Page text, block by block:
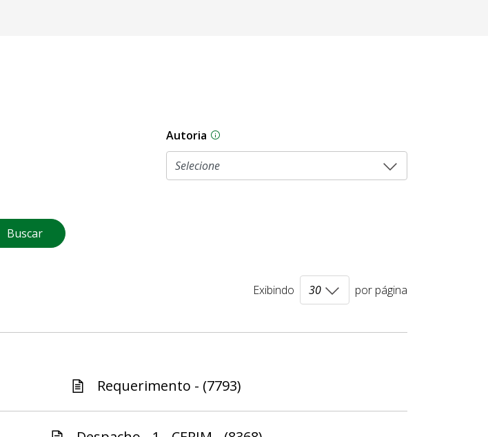
Autoria As proposições legislativas na CLDF podem ser
Buscar
Exibindo por página
Requerimento - (7793)